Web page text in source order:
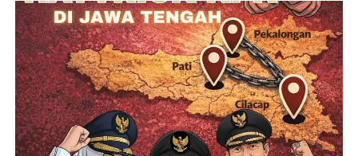
gugatan judicial review UU IKN yang diajukan warga
Jakarta bernama Zulkifli.
Dalam pertimbangan putusan perkara Nomor 71/PUU-
XXIV/2026 yang dibacakan Hakim Konstitusi Adies Kadir,
MK menegaskan bahwa Jakarta tetap berkedudukan
sebagai ibu kota negara sampai ada keputusan presiden
terkait pemindahan resmi ke IKN.